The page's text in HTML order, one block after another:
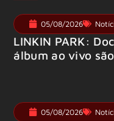
05/08/2026
LINKIN PARK:
álbum ao vivo
05/08/2026